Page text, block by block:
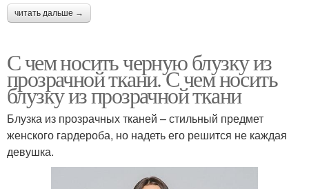
читать дальше →
С чем носить черную блузку из
прозрачной ткани. С чем носить
блузку из прозрачной ткани
Блузка из прозрачных тканей – стильный предмет
женского гардероба, но надеть его решится не каждая
девушка.